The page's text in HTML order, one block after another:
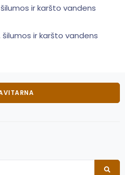
ir karšto vandens
šilumos ir karšto vandens